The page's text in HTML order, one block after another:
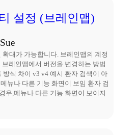
설정 (브레인맵)
Sue
대가 가능합니다. 브레인맵의 계정
레인맵에서 버전을 변경하는 방법
방식 차이 v3 v4 예시 환자 검색이 아
뉴나 다른 기능 화면이 보임 환자 검
우,메뉴나 다른 기능 화면이 보이지